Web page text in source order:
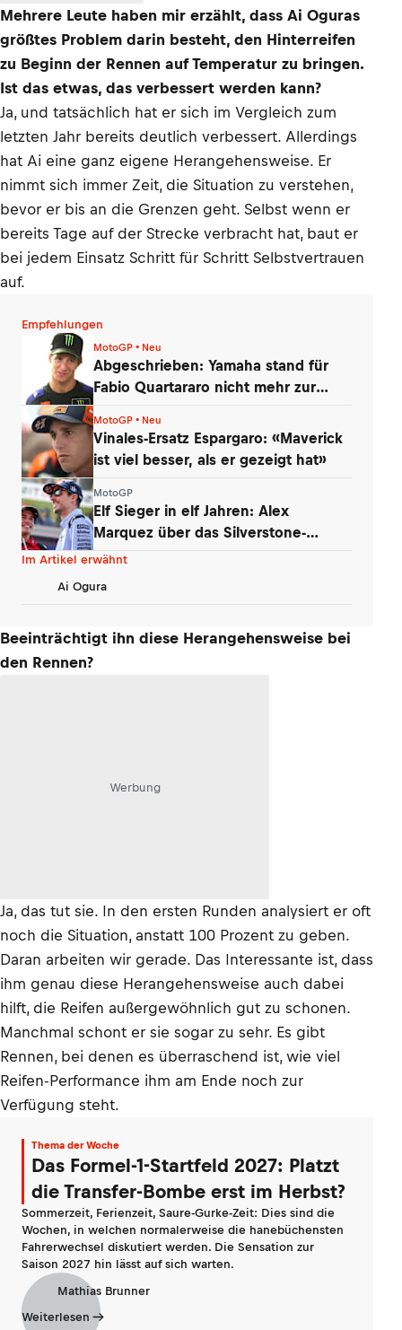
Mehrere Leute haben mir erzählt, dass Ai Oguras
größtes Problem darin besteht, den Hinterreifen
zu Beginn der Rennen auf Temperatur zu bringen.
Ist das etwas, das verbessert werden kann?
Ja, und tatsächlich hat er sich im Vergleich zum
letzten Jahr bereits deutlich verbessert. Allerdings
hat Ai eine ganz eigene Herangehensweise. Er
nimmt sich immer Zeit, die Situation zu verstehen,
bevor er bis an die Grenzen geht. Selbst wenn er
bereits Tage auf der Strecke verbracht hat, baut er
bei jedem Einsatz Schritt für Schritt Selbstvertrauen
auf.
Empfehlungen
MotoGP • Neu
Abgeschrieben: Yamaha stand für
Fabio Quartararo nicht mehr zur
MotoGP • Neu
Vinales-Ersatz Espargaro: «Maverick
ist viel besser, als er gezeigt hat»
MotoGP
Elf Sieger in elf Jahren: Alex
Marquez über das Silverstone-
Phänomen
Im Artikel erwähnt
Ai Ogura
Beeinträchtigt ihn diese Herangehensweise bei
den Rennen?
Werbung
Ja, das tut sie. In den ersten Runden analysiert er oft
noch die Situation, anstatt 100 Prozent zu geben.
Daran arbeiten wir gerade. Das Interessante ist, dass
ihm genau diese Herangehensweise auch dabei
hilft, die Reifen außergewöhnlich gut zu schonen.
Manchmal schont er sie sogar zu sehr. Es gibt
Rennen, bei denen es überraschend ist, wie viel
Reifen-Performance ihm am Ende noch zur
Verfügung steht.
Thema der Woche
Das Formel-1-Startfeld 2027: Platzt
die Transfer-Bombe erst im Herbst?
Sommerzeit, Ferienzeit, Saure-Gurke-Zeit: Dies sind die
Wochen, in welchen normalerweise die hanebüchensten
Fahrerwechsel diskutiert werden. Die Sensation zur
Saison 2027 hin lässt auf sich warten.
Mathias Brunner
Weiterlesen